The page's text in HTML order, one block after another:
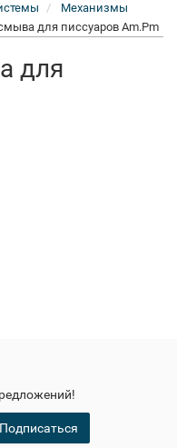
Механизмы
для писсуаров Am.Pm
для
Подписаться